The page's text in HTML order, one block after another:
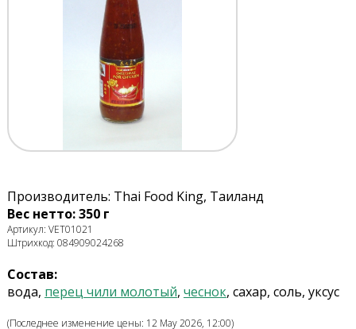
Производитель: Thai Food King, Таиланд
Вес нетто: 350 г
Артикул: VET01021
Штрихкод: 084909024268
Состав:
вода, перец чили молотый, чеснок, сахар, соль, уксус
(Последнее изменение цены: 12 May 2026, 12:00)